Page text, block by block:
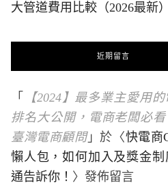
大管道費用比較（2026最新）
近期留言
「
【2024】最多業主愛用
排名大公開，電商老闆必看
臺灣電商顧問」於〈快電商
懶人包，如何加入及獎金制
通告訴你！ 〉發佈留言